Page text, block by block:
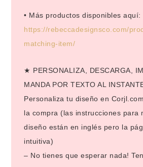
• Más productos disponibles aquí:
https://rebeccadesignsco.com/
matching-item/
★ PERSONALIZA, DESCARGA,
MANDA POR TEXTO AL
Personaliza tu diseño en
la compra (las instrucciones para
diseño están en inglés pero la
intuitiva)
– No tienes que esperar nada!